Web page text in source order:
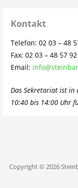
Kontakt
Telefon: 02 03 – 48
Fax: 02 03 – 48 57
Email:
Das Sekretariat ist in
10:40 bis 14:00 Uhr
Copyright © 2026